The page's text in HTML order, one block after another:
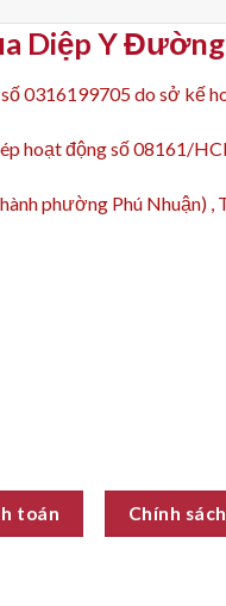
Diệp Y Đường
0316199705 do sở kế
hoạt động số 08161/
phường Phú Nhuận) ,
toán Chính